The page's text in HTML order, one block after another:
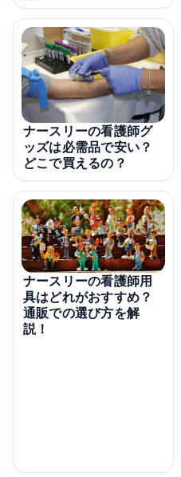
ナースリーの看護師グ
ッズは必需品で安い？
どこで買えるの？
ナースリーの看護師用
具はどれがおすすめ？
通販での選び方を解
説！